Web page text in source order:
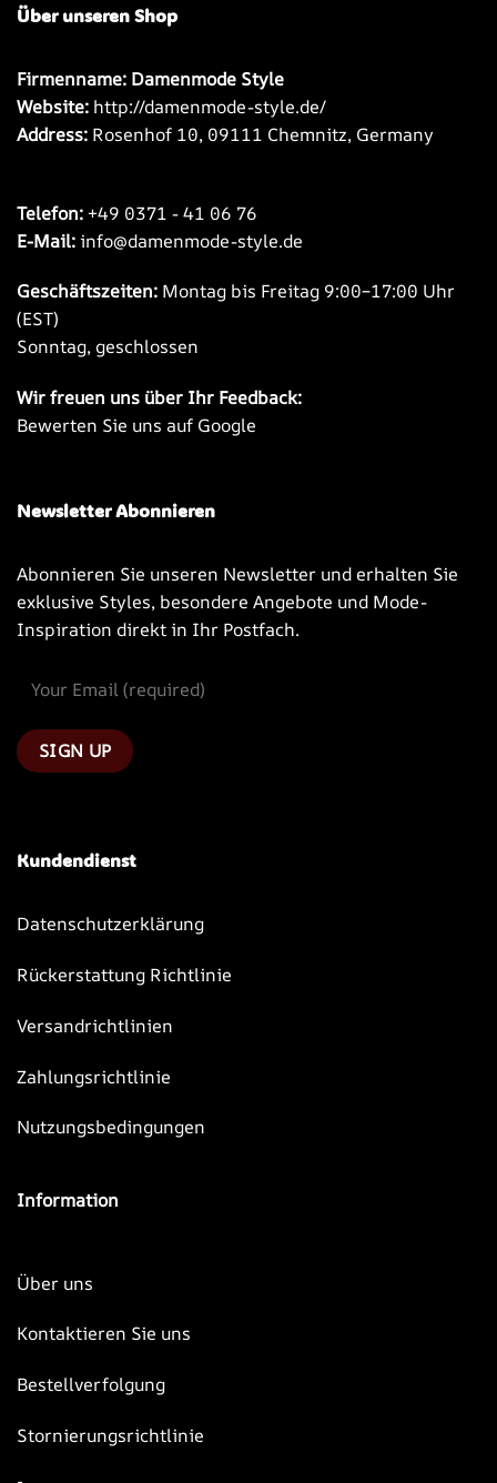
Über unseren Shop
Firmenname: Damenmode Style
Website: http://damenmode-style.de/
Address: Rosenhof 10, 09111 Chemnitz, Germany
Telefon:+49 0371 - 41 06 76
E-Mail:info@damenmode-style.de
Geschäftszeiten: Montag bis Freitag 9:00–17:00 Uhr
(EST)
Sonntag, geschlossen
Wir freuen uns über Ihr Feedback:
Bewerten Sie uns auf Google
Kundendienst
Datenschutzerklärung
Rückerstattung Richtlinie
Versandrichtlinien
Zahlungsrichtlinie
Nutzungsbedingungen
Information
Über uns
Kontaktieren Sie uns
Bestellverfolgung
Stornierungsrichtlinie
Newsletter Abonnieren
Abonnieren Sie unseren Newsletter und erhalten Sie
exklusive Styles, besondere Angebote und Mode-
Inspiration direkt in Ihr Postfach.